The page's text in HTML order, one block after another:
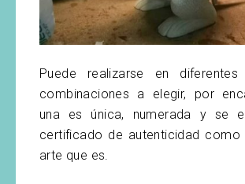
Puede realizarse en
combinaciones a elegir, por
una es única, numerada y se
certificado de autenticidad como
arte que es.